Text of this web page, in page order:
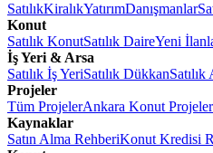
SatılıkKiralıkYatırımDanışmanlar
Konut
Satılık KonutSatılık DaireYeni
İş Yeri & Arsa
Satılık İş YeriSatılık DükkanSatılık
Projeler
Tüm ProjelerAnkara Konut
Kaynaklar
Satın Alma RehberiKonut Kredisi